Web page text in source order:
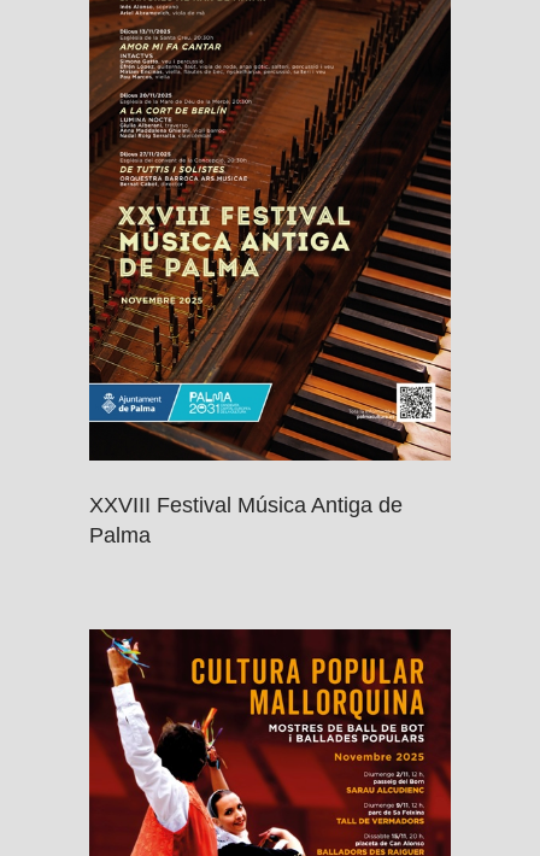
XXVIII Festival Música Antiga de
Palma